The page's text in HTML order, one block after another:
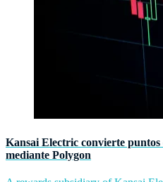
Kansai Electric convierte
mediante Polygon